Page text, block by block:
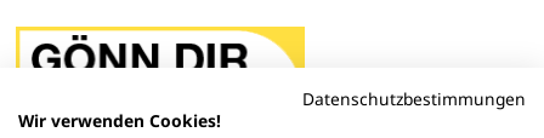
Datenschutzbestimmungen
Wir verwenden Cookies!